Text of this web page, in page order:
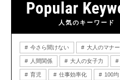
人気のキーワード
今さら聞けない 大人のマナー
人間関係 大人の女子力
育児 仕事効率化 100均